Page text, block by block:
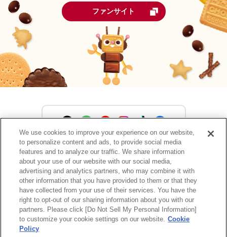
ファンサイト
森永製菓公式アカウント一覧
サイトマップ RSSの配信について
プライバシーポリシー
ウェブアクセシビリティ
ご利用規約 リンク
We use cookies to improve your experience on our website,
to personalize content and ads, to provide social media
features and to analyze our traffic. We share information
about your use of our website with our social media,
advertising and analytics partners, who may combine it with
other information that you have provided to them or that they
have collected from your use of their services. You have the
right to opt-out of our sharing information about you with our
partners. Please click [Do Not Sell My Personal Information]
to customize your cookie settings on our website. Cookie
Policy